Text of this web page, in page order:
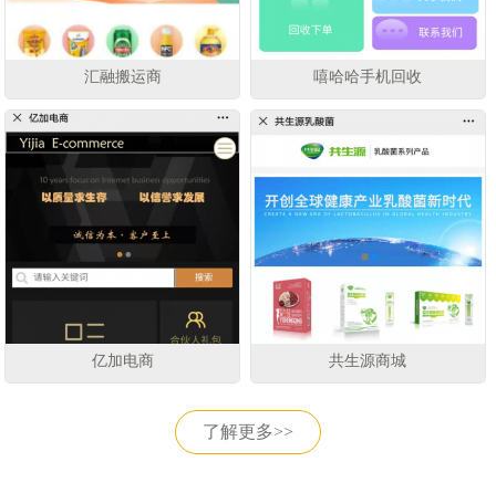
汇融搬运商 嘻哈哈手机回收
亿加电商 共生源商城
了解更多>>